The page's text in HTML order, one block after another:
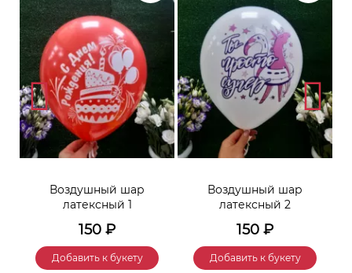
Воздушный шар
латексный 1
150 ₽
Добавить к букету
Воздушный шар
латексный 2
150 ₽
Добавить к букету